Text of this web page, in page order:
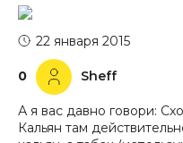
0 Sheff
22 января 2015
А я вас давно говори:
Кальян там